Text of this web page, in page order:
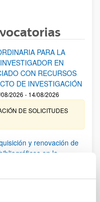
PARA LA
EN
CON RECURSOS
DE INVESTIGACIÓN
2026 - 14/08/2026
DE SOLICITUDES
y renovación de
en la
2026: Relación